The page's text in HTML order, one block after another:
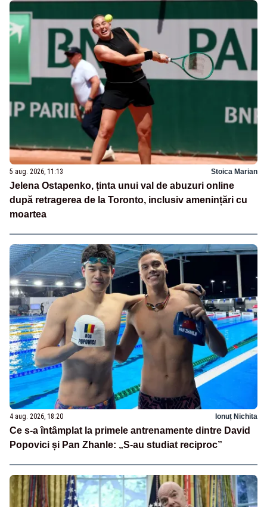
5 aug. 2026, 11:13 Stoica Marian
Jelena Ostapenko, ținta unui val de abuzuri online
după retragerea de la Toronto, inclusiv amenințări cu
moartea
4 aug. 2026, 18:20 Ionuț Nichita
Ce s-a întâmplat la primele antrenamente dintre David
Popovici și Pan Zhanle: „S-au studiat reciproc”